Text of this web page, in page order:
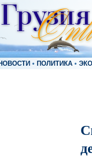
• ПОЛИТИКА •